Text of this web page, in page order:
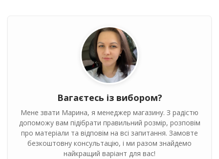
Вагаєтесь із вибором?
Мене звати Марина, я менеджер магазину. З радістю
допоможу вам підібрати правильний розмір, розповім
про матеріали та відповім на всі запитання. Замовте
безкоштовну консультацію, і ми разом знайдемо
найкращий варіант для вас!